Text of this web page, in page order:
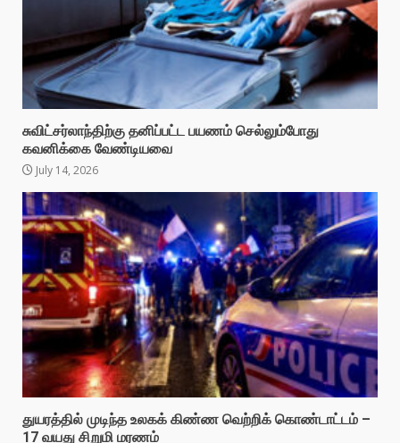
சுவிட்சர்லாந்திற்கு தனிப்பட்ட பயணம் செல்லும்போது
கவனிக்கை வேண்டியவை
July 14, 2026
துயரத்தில் முடிந்த உலகக் கிண்ண வெற்றிக் கொண்டாட்டம் –
17 வயது சிறுமி மரணம்